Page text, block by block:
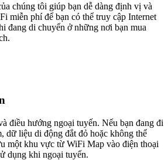
chúng tôi giúp bạn dễ dàng định vị và
miễn phí để bạn có thể truy cập Internet
đang di chuyển ở những nơi bạn mua
điều hướng ngoại tuyến. Nếu bạn đang đi
dữ liệu di động đắt đỏ hoặc không thể
một khu vực từ WiFi Map vào điện thoại
dụng khi ngoại tuyến.